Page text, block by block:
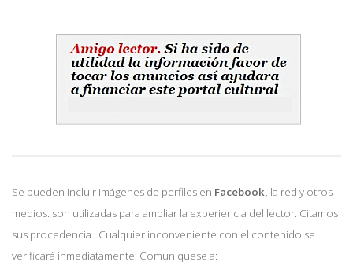
Se pueden incluir imágenes de perfiles en Facebook, la red y otros
medios. son utilizadas para ampliar la experiencia del lector. Citamos
sus procedencia. Cualquier inconveniente con el contenido se
verificará inmediatamente. Comuniquese a: